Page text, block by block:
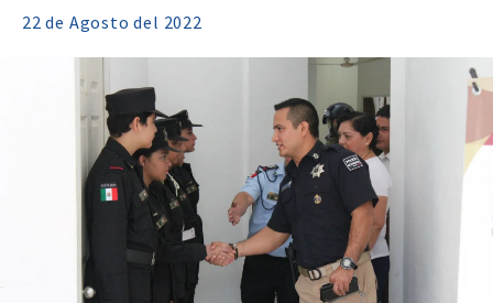
22 de Agosto del 2022